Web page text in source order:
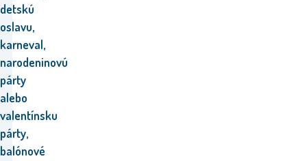
detskú
oslavu,
karneval,
narodeninovú
párty
alebo
valentínsku
párty,
balónové